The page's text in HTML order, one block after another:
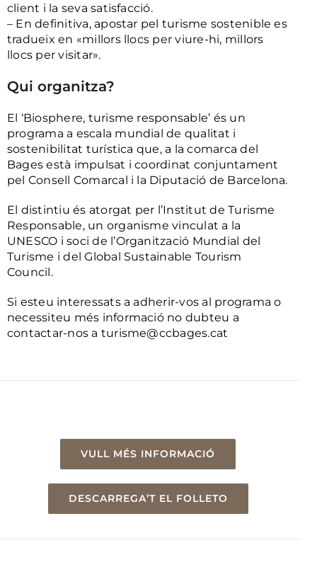
client i la seva satisfacció.
– En definitiva, apostar pel turisme sostenible es
tradueix en «millors llocs per viure-hi, millors
llocs per visitar».
Qui organitza?
El ‘Biosphere, turisme responsable’ és un
programa a escala mundial de qualitat i
sostenibilitat turística que, a la comarca del
Bages està impulsat i coordinat conjuntament
pel Consell Comarcal i la Diputació de Barcelona.
El distintiu és atorgat per l’Institut de Turisme
Responsable, un organisme vinculat a la
UNESCO i soci de l’Organització Mundial del
Turisme i del Global Sustainable Tourism
Council.
Si esteu interessats a adherir-vos al programa o
necessiteu més informació no dubteu a
contactar-nos a turisme@ccbages.cat
VULL MÉS INFORMACIÓ
DESCARREGA’T EL FOLLETO